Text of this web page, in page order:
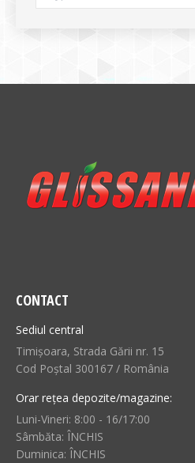
CONTACT
Sediul central
Timișoara, Strada Gării nr. 15
Cod Poștal 300167 / România
Orar rețea depozite/magazine:
Luni-Vineri: 8:00 - 16/17:00
Sâmbăta: ÎNCHIS
Duminica: ÎNCHIS